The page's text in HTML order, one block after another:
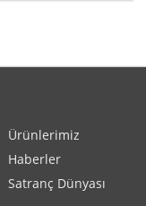
Ürünlerimiz
Haberler
Satranç Dünyası